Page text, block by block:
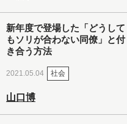
新年度で登場した「どうして
もソリが合わない同僚」と付
き合う方法
2021.05.04 社会
山口博